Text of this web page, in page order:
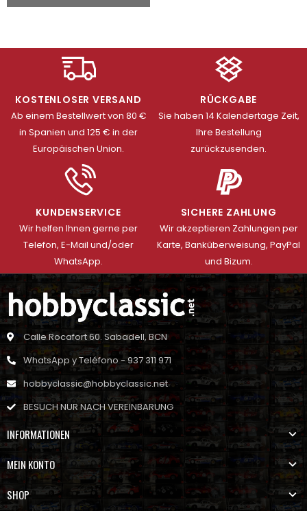
KOSTENLOSER VERSAND
Ab einem Bestellwert von 80 €
in Spanien und 125 € in der
Europäischen Union.
RÜCKGABE
Sie haben 14 Kalendertage Zeit,
Ihre Bestellung
zurückzusenden.
KUNDENSERVICE
Wir helfen Ihnen gerne per
Telefon, E-Mail und/oder
WhatsApp.
SICHERE ZAHLUNG
Wir akzeptieren Zahlungen per
Karte, Banküberweisung, PayPal
und Bizum.
Calle Rocafort 60. Sabadell, BCN
WhatsApp y Teléfono - 937 311 971
hobbyclassic@hobbyclassic.net
BESUCH NUR NACH VEREINBARUNG
INFORMATIONEN
MEIN KONTO
SHOP